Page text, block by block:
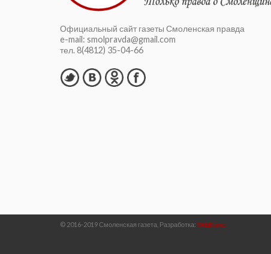
Официальный сайт газеты Смоленская правда
e-mail: smolpravda@gmail.com
тел. 8(4812) 35-04-66
© 2016-2019 Смоленская газета, Разработка: WEBtime.